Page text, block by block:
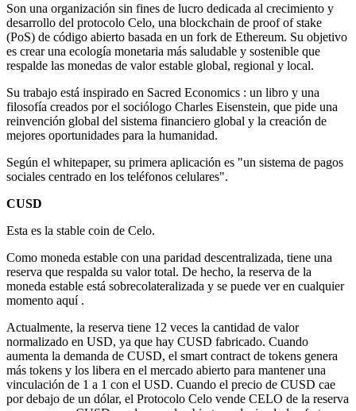
Son una organización sin fines de lucro dedicada al crecimiento y
desarrollo del protocolo Celo, una blockchain de proof of stake
(PoS) de código abierto basada en un fork de Ethereum. Su objetivo
es crear una ecología monetaria más saludable y sostenible que
respalde las monedas de valor estable global, regional y local.
Su trabajo está inspirado en Sacred Economics : un libro y una
filosofía creados por el sociólogo Charles Eisenstein, que pide una
reinvención global del sistema financiero global y la creación de
mejores oportunidades para la humanidad.
Según el whitepaper, su primera aplicación es "un sistema de pagos
sociales centrado en los teléfonos celulares".
CUSD
Esta es la stable coin de Celo.
Como moneda estable con una paridad descentralizada, tiene una
reserva que respalda su valor total. De hecho, la reserva de la
moneda estable está sobrecolateralizada y se puede ver en cualquier
momento aquí .
Actualmente, la reserva tiene 12 veces la cantidad de valor
normalizado en USD, ya que hay CUSD fabricado. Cuando
aumenta la demanda de CUSD, el smart contract de tokens genera
más tokens y los libera en el mercado abierto para mantener una
vinculación de 1 a 1 con el USD. Cuando el precio de CUSD cae
por debajo de un dólar, el Protocolo Celo vende CELO de la reserva